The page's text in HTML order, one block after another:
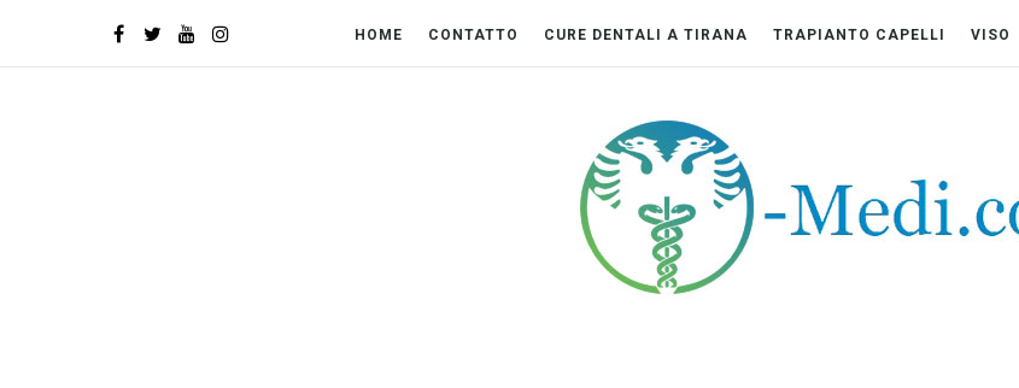
HOME CONTATTO CURE DENTALI A TIRANA TRAPIANTO CAPELLI VISO